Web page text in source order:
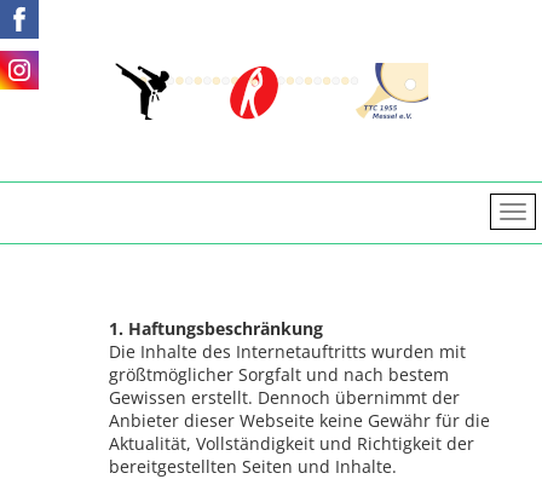
1. Haftungsbeschränkung
Die Inhalte des Internetauftritts wurden mit
größtmöglicher Sorgfalt und nach bestem
Gewissen erstellt. Dennoch übernimmt der
Anbieter dieser Webseite keine Gewähr für die
Aktualität, Vollständigkeit und Richtigkeit der
bereitgestellten Seiten und Inhalte.